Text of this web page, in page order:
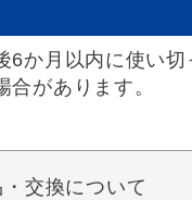
か月以内に使い切
があります。
交換について